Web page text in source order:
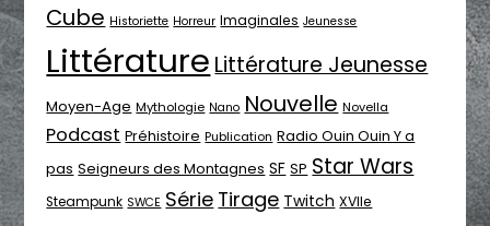
Cube Historiette Horreur Imaginales Jeunesse
Littérature Littérature Jeunesse
Moyen-Age Mythologie Nano Nouvelle Novella
Podcast Préhistoire Publication Radio Ouin Ouin Y a
pas Seigneurs des Montagnes SF SP Star Wars
Steampunk SWCE Série Tirage Twitch XVIIe